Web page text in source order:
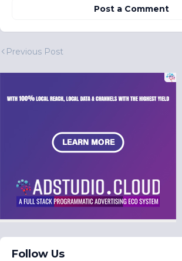
Post a Comment
Previous Post
Follow Us